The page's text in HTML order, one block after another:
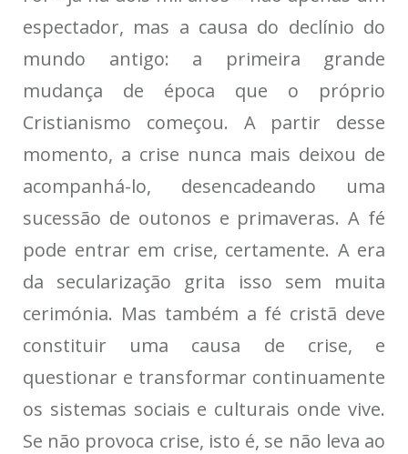
espectador, mas a causa do declínio do
mundo antigo: a primeira grande
mudança de época que o próprio
Cristianismo começou. A partir desse
momento, a crise nunca mais deixou de
acompanhá-lo, desencadeando uma
sucessão de outonos e primaveras. A fé
pode entrar em crise, certamente. A era
da secularização grita isso sem muita
cerimónia. Mas também a fé cristã deve
constituir uma causa de crise, e
questionar e transformar continuamente
os sistemas sociais e culturais onde vive.
Se não provoca crise, isto é, se não leva ao